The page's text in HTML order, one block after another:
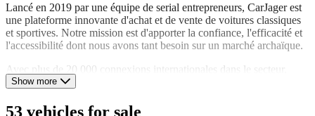
Lancé en 2019 par une équipe de serial entrepreneurs, CarJager est
une plateforme innovante d'achat et de vente de voitures classiques
et sportives. Notre mission est d'apporter la confiance, l'efficacité et
l'accessibilité dont nous avons tant besoin sur un marché archaïque.
Avec plus de 20 000 connexions internationales dans le secteur,
nous sommes les plus grands spécialistes du hors-marché et nous
Show more
53 vehicles for sale